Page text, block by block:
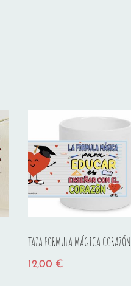
TAZA FORMULA MÁGICA CORAZÓN
12,00 €